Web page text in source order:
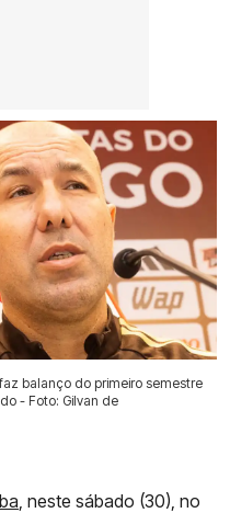
balanço do primeiro semestre
- Foto: Gilvan de
, neste sábado (30), no